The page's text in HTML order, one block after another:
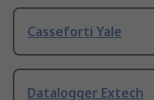
Casseforti Yale
Datalogger Extech